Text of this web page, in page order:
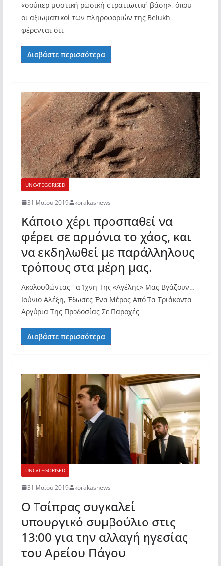
«σούπερ μυστική ρωσική στρατιωτική βάση», όπου
οι αξιωματικοί των πληροφοριών της Belukh
φέρονται ότι
Διαβάστε περισσότερα
UNCATEGORISED
31 Μαΐου 2019 korakasnews
Κάποιο χέρι προσπαθεί να
φέρει σε αρμόνια το χάος, και
να εκδηλωθεί με παράλληλους
τρόπους στα μέρη μας.
Ακολουθώντας Τα Ίχνη Της «Αγέλης» Μας Βγάζουν…
Ιούνιο Αλέξη, Έδωσες Ένα Μέρος Από Τα Τριάκοντα
Αργύρια Της Προδοσίας Σε Παροχές
Διαβάστε περισσότερα
UNCATEGORISED
31 Μαΐου 2019 korakasnews
Ο Τσίπρας συγκαλεί
υπουργικό συμβούλιο στις
13:00 για την αλλαγή ηγεσίας
του Αρείου Πάγου